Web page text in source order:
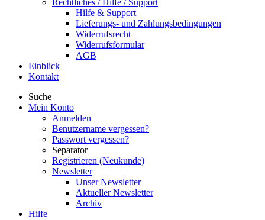
Rechtliches / Hilfe / Support
Hilfe & Support
Lieferungs- und Zahlungsbedingungen
Widerrufsrecht
Widerrufsformular
AGB
Einblick
Kontakt
Suche
Mein Konto
Anmelden
Benutzername vergessen?
Passwort vergessen?
Separator
Registrieren (Neukunde)
Newsletter
Unser Newsletter
Aktueller Newsletter
Archiv
Hilfe